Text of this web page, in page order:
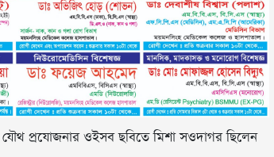
যৌথ প্রযোজনার ওইসব ছবিতে মিশা সওদাগর ছিলেন